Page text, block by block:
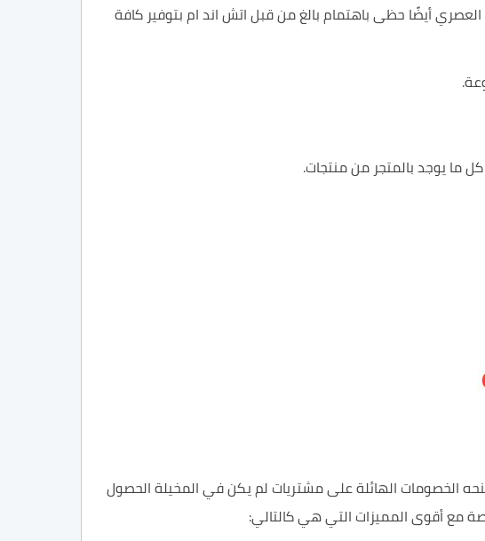
العصري أيضًا حظى باهتمام بالغ من قبل اتش اند ام بتوفير كافة
الخصومات الهائلة على مشتريات لم يكن في المخيلة الحصول
مع أقوى المميزات التي هي كالتالي: